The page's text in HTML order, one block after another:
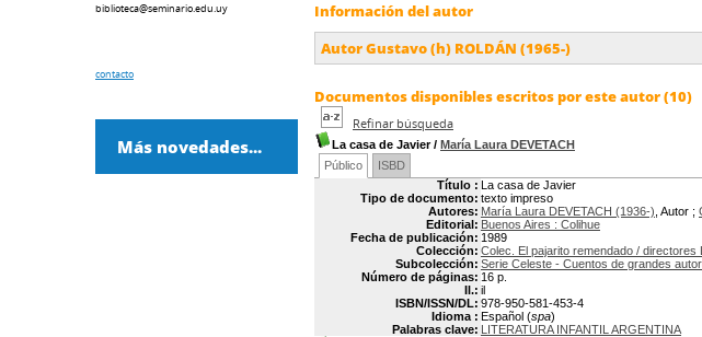
Información del autor
Autor Gustavo (h) ROLDÁN (1965-)
Documentos disponibles escritos por este autor (10)
Refinar búsqueda
La casa de Javier/ María Laura DEVETACH
Público
ISBD
Título : La casa de Javier
Tipo de documento: texto impreso
Autores: María Laura DEVETACH (1936-) , Autor ;
Editorial: Buenos Aires : Colihue
Fecha de publicación: 1989
Colección: Colec. El pajarito remendado /
Subcolección: Serie Celeste - Cuentos de grandes
Número de páginas: 16 p.
Il.: il
ISBN/ISSN/DL: 978-950-581-453-4
Idioma : Español (spa)
Palabras clave: LITERATURA INFANTIL ARGENTINA
biblioteca@seminario.edu.uy
contacto
Más novedades...